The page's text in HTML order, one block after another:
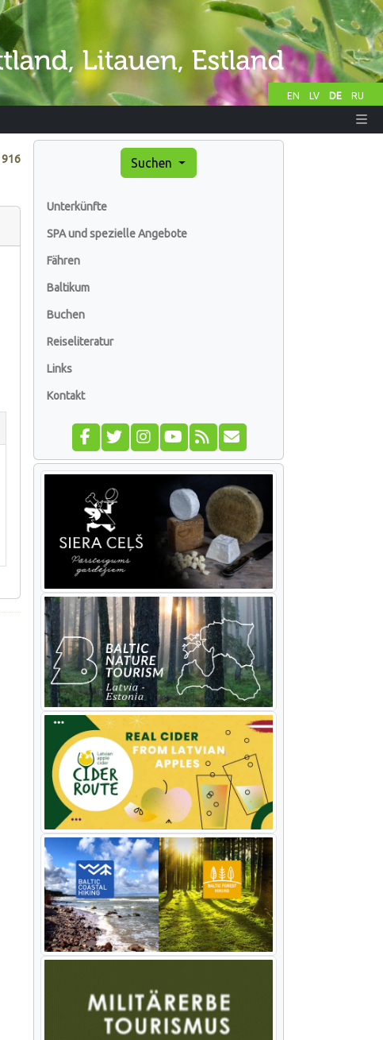
EN LV DE RU
916 Suchen
Unterkünfte
SPA und spezielle Angebote
Fähren
Baltikum
Buchen
Reiseliteratur
Links
Kontakt